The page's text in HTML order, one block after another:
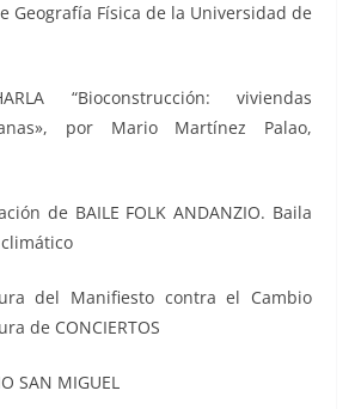
Geografía Física de la Universidad de
“Bioconstrucción: viviendas
por Mario Martínez Palao,
de BAILE FOLK ANDANZIO. Baila
del Manifiesto contra el Cambio
de CONCIERTOS
SAN MIGUEL